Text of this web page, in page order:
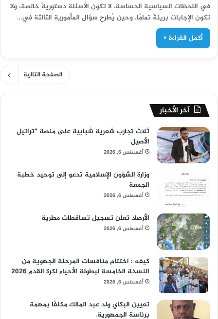
في اللحظات السياسية الحساسة، لا تكون الأسئلة دستوريةً خالصة، ولا
تكون الإجابات بريئةً تمامًا. وحين يُطرح سؤال المأمورية الثالثة في…
أكمل القراءة »
الصفحة التالية
آخر الأخبار
ثلاث تجارب شعرية شبابية على منصة “تراتيل
الأصيل
أغسطس 6, 2026
وزارة الشؤون الإسلامية تدعو إلى توحيد خطبة
الجمعة
أغسطس 6, 2026
الأرصاد تعلن تسجيل تساقطات مطرية
أغسطس 6, 2026
كيفه : اختتام منافسات المرحلة الجهوية من
النسخة الخامسة لبطولة الأحياء لكرة القدم 2026
أغسطس 6, 2026
تعيين البكاي ولد عبد المالك مكلفًا بمهمة
برئاسة الجمهورية.